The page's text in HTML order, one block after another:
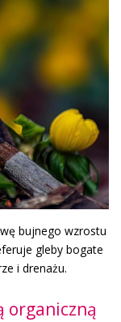
bujnego wzrostu
gleby bogate
i drenażu.
organiczną